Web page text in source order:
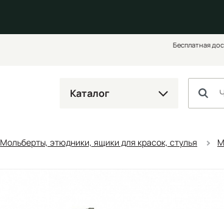
Бесплатная
Каталог
Мольберты, этюдники, ящики для красок, стулья